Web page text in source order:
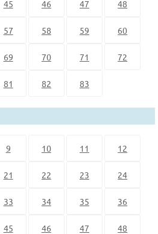
45 46 47 48
57 58 59 60
69 70 71 72
81 82 83
9 10 11 12
21 22 23 24
33 34 35 36
45 46 47 48